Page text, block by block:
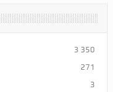
3 350
271
3